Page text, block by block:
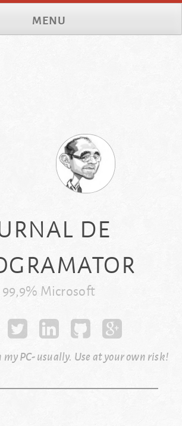
de
99,9% Microsoft
PC- usually. Use at your own risk!
MENU